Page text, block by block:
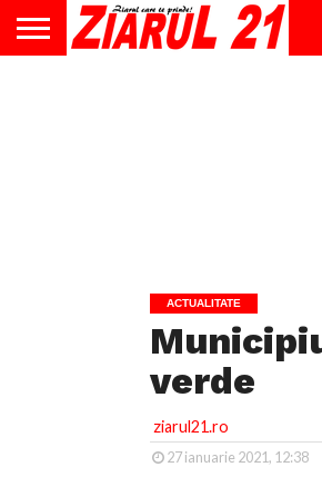
ACTUALITATE
verde
ziarul21.ro
27 ianuarie 2021, 12:38